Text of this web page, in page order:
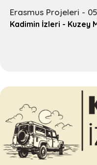
Kadimin İzleri - Kuzey